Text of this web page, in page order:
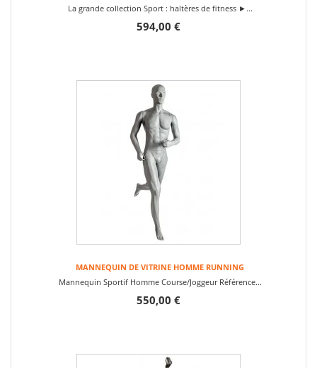
La grande collection Sport : haltères de fitness ►...
594,00 €
MANNEQUIN DE VITRINE HOMME RUNNING
Mannequin Sportif Homme Course/Joggeur Référence...
550,00 €